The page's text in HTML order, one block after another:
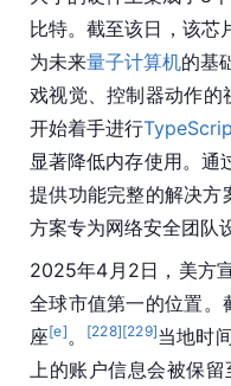
比特。截至该日，该芯
为未来量子计算机的基
戏视觉、控制器动作
开始着手进行
显著降低内存使用。
提供功能完整的解决方
方案专为网络安全团队
2025年4月2日，美方
全球市值第一的位置
座[e] 。 [228][229]当地时
上的账户信息会被保